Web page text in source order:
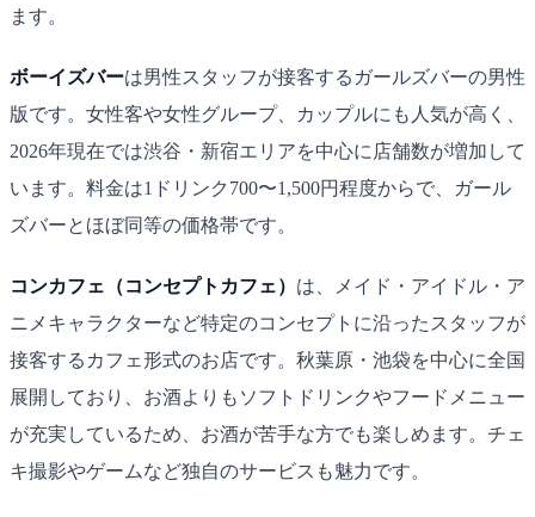
ます。
ボーイズバーは男性スタッフが接客するガールズバーの男性
版です。女性客や女性グループ、カップルにも人気が高く、
2026年現在では渋谷・新宿エリアを中心に店舗数が増加して
います。料金は1ドリンク700〜1,500円程度からで、ガール
ズバーとほぼ同等の価格帯です。
コンカフェ（コンセプトカフェ） は、メイド・アイドル・ア
ニメキャラクターなど特定のコンセプトに沿ったスタッフが
接客するカフェ形式のお店です。秋葉原・池袋を中心に全国
展開しており、お酒よりもソフトドリンクやフードメニュー
が充実しているため、お酒が苦手な方でも楽しめます。チェ
キ撮影やゲームなど独自のサービスも魅力です。